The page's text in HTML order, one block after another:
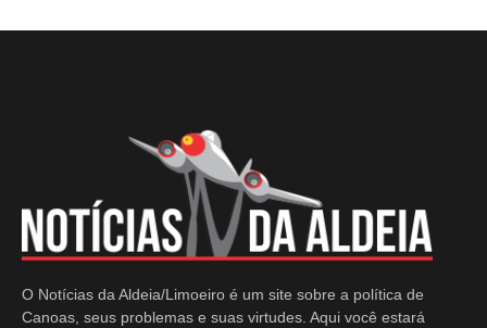
O Notícias da Aldeia/Limoeiro é um site sobre a política de
Canoas, seus problemas e suas virtudes. Aqui você estará